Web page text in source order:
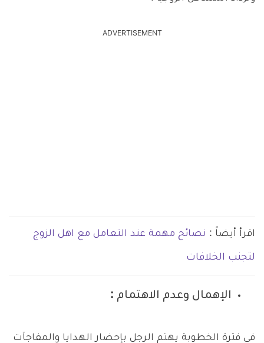
ADVERTISEMENT
اقرأ أيضاً : نصائح مهمة عند التعامل مع اهل الزوج
لتجنب الخلافات
الإهمال وعدم الاهتمام :
في فترة الخطوبة يهتم الرجل بإحضار الهدايا والمفاجآت